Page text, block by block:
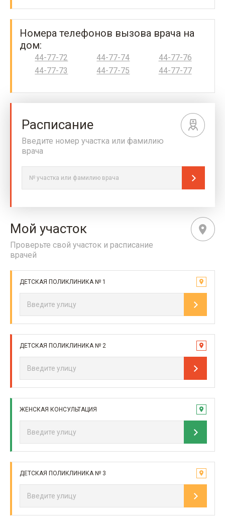
Номера телефонов вызова врача на
дом:
44-77-72
44-77-73
44-77-74
44-77-75
44-77-76
44-77-77
Расписание
Введите номер участка или фамилию
врача
Мой участок
Проверьте свой участок и расписание
врачей
ДЕТСКАЯ ПОЛИКЛИНИКА № 1
ДЕТСКАЯ ПОЛИКЛИНИКА № 2
ЖЕНСКАЯ КОНСУЛЬТАЦИЯ
ДЕТСКАЯ ПОЛИКЛИНИКА № 3